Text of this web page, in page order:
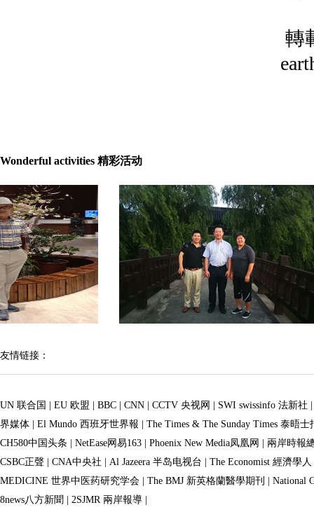
轉
Wonderful activities 精彩活动
友情链接：
UN 联合国 EU 欧盟 BBC CNN CCTV 央视网 SWI swissinfo 法新社
界媒体
El Mundo 西班牙世界報
The Times & The Sunday Times 泰晤士
CH580中国头条
NetEase网易163 Phoenix New Media凤凰网
兩岸時報
CSBC正聲
CNA中央社 Al Jazeera 半岛电视台 The Economist 經濟學人
MEDICINE 世界中医药研究学会
The BMJ 新英格蘭醫學期刊
National
8news八方新聞
2SJMR 兩岸報導